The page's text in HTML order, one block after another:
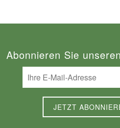
Abonnieren Sie